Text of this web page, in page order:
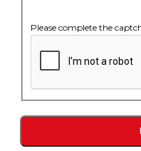
Please complete the